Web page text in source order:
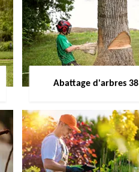
Abattage d'arbres 38